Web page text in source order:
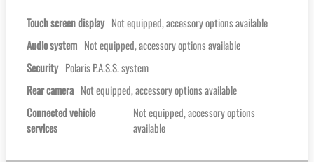
Touch screen display Not equipped, accessory options available
Audio system Not equipped, accessory options available
Security Polaris P.A.S.S. system
Rear camera Not equipped, accessory options available
Connected vehicle
services
Not equipped, accessory options
available